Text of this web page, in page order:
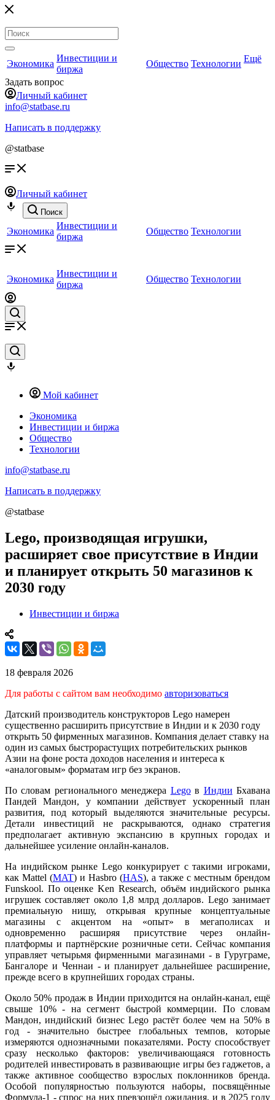
Экономика
Инвестиции и
биржа
Общество Технологии Ещё
Задать вопрос
Личный кабинет
info@statbase.ru
Написать в поддержку
@statbase
Личный кабинет
Поиск
Экономика
Инвестиции и
биржа
Общество Технологии
Экономика
Инвестиции и
биржа
Общество Технологии
Мой кабинет
Экономика
Инвестиции и биржа
Общество
Технологии
info@statbase.ru
Написать в поддержку
@statbase
Lego, производящая игрушки,
расширяет свое присутствие в Индии
и планирует открыть 50 магазинов к
2030 году
Инвестиции и биржа
18 февраля 2026
Для работы с сайтом вам необходимо авторизоваться
Датский производитель конструкторов Lego намерен
существенно расширить присутствие в Индии и к 2030 году
открыть 50 фирменных магазинов. Компания делает ставку на
один из самых быстрорастущих потребительских рынков
Азии на фоне роста доходов населения и интереса к
«аналоговым» форматам игр без экранов.
По словам регионального менеджера Legoв Индии Бхавана
Пандей Мандон, у компании действует ускоренный план
развития, под который выделяются значительные ресурсы.
Детали инвестиций не раскрываются, однако стратегия
предполагает активную экспансию в крупных городах и
дальнейшее усиление онлайн-каналов.
На индийском рынке Lego конкурирует с такими игроками,
как Mattel (MAT) и Hasbro (HAS), а также с местным брендом
Funskool. По оценке Ken Research, объём индийского рынка
игрушек составляет около 1,8 млрд долларов. Lego занимает
премиальную нишу, открывая крупные концептуальные
магазины с акцентом на «опыт» в мегаполисах и
одновременно расширяя присутствие через онлайн-
платформы и партнёрские розничные сети. Сейчас компания
управляет четырьмя фирменными магазинами - в Гуруграме,
Бангалоре и Ченнаи - и планирует дальнейшее расширение,
прежде всего в крупнейших городах страны.
Около 50% продаж в Индии приходится на онлайн-канал, ещё
свыше 10% - на сегмент быстрой коммерции. По словам
Мандон, индийский бизнес Lego растёт более чем на 50% в
год - значительно быстрее глобальных темпов, которые
измеряются однозначными показателями. Росту способствует
сразу несколько факторов: увеличивающаяся готовность
родителей инвестировать в развивающие игры без гаджетов, а
также активное сообщество взрослых поклонников бренда.
Особой популярностью пользуются наборы, посвящённые
Формула-1 - спрос на них превзошёл ожидания, и в 2025 году